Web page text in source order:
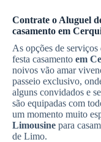
Contrate o Aluguel
casamento em
As opções de serviços
festa casamento em
noivos vão amar
passeio exclusivo,
alguns convidados e
são equipadas com
um momento muito
Limousine para
de Limo.